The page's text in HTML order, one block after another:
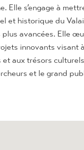
Elle s’engage à
et historique du
plus avancées. Elle
innovants visant
et aux trésors
et le grand